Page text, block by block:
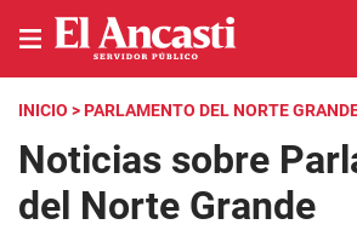
INICIO > PARLAMENTO DEL NORTE
Noticias sobre
del Norte Grande